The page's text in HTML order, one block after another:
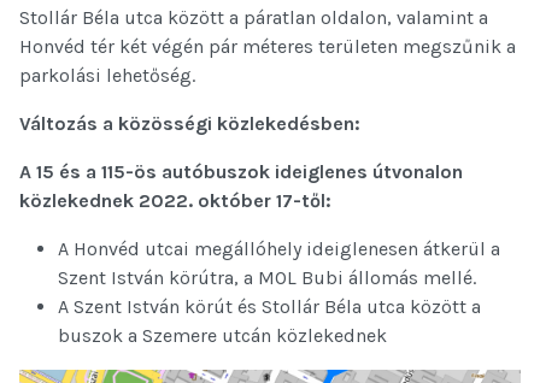
Stollár Béla utca között a páratlan oldalon, valamint a
Honvéd tér két végén pár méteres területen megszűnik a
parkolási lehetőség.
Változás a közösségi közlekedésben:
A 15 és a 115-ös autóbuszok ideiglenes útvonalon
közlekednek 2022. október 17-től:
A Honvéd utcai megállóhely ideiglenesen átkerül a
Szent István körútra, a MOL Bubi állomás mellé.
A Szent István körút és Stollár Béla utca között a
buszok a Szemere utcán közlekednek